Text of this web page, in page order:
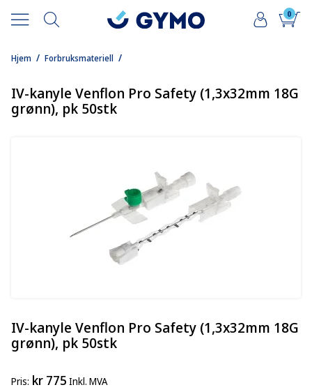
0
/
Hjem /
Forbruksmateriell
IV-kanyle Venflon Pro Safety (1,3x32mm 18G
grønn), pk 50stk
IV-kanyle Venflon Pro Safety (1,3x32mm 18G
grønn), pk 50stk
Pris kr 775 Inkl. MVA